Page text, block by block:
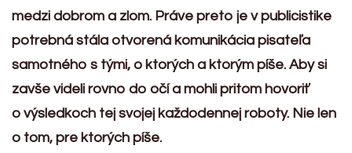
medzi dobrom a zlom. Práve preto je v publicistike
potrebná stála otvorená komunikácia pisateľa
samotného s tými, o ktorých a ktorým píše. Aby si
zavše videli rovno do očí a mohli pritom hovoriť
o výsledkoch tej svojej každodennej roboty. Nie len
o tom, pre ktorých píše.